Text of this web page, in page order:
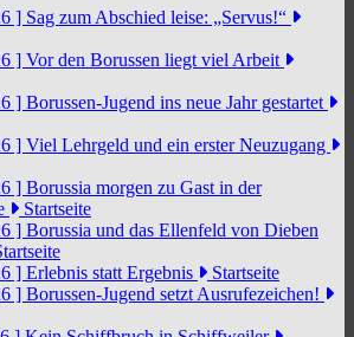
] Sag zum Abschied leise: „Servus!“
] Vor den Borussen liegt viel Arbeit
] Borussen-Jugend ins neue Jahr gestartet
] Viel Lehrgeld und ein erster Neuzugang
] Borussia morgen zu Gast in der
Startseite
] Borussia und das Ellenfeld von Dieben
] Erlebnis statt Ergebnis
Startseite
] Borussen-Jugend setzt Ausrufezeichen!